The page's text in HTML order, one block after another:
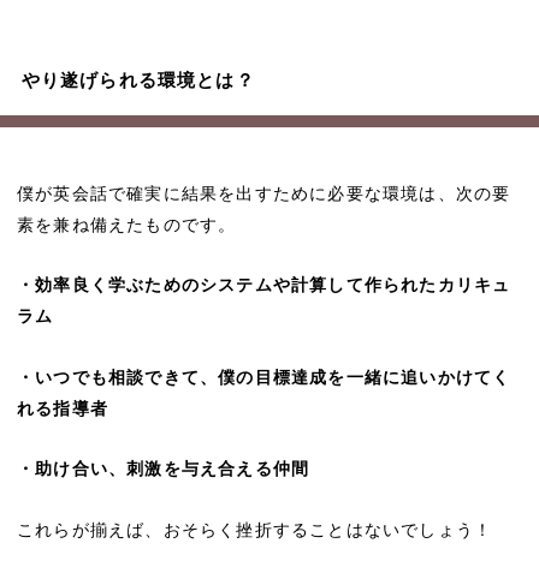
やり遂げられる環境とは？
僕が英会話で確実に結果を出すために必要な環境は、次の要
素を兼ね備えたものです。
・効率良く学ぶためのシステムや計算して作られたカリキュ
ラム
・いつでも相談できて、僕の目標達成を一緒に追いかけてく
れる指導者
・助け合い、刺激を与え合える仲間
これらが揃えば、おそらく挫折することはないでしょう！